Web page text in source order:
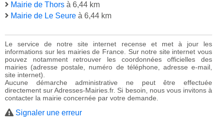
Mairie de Thors à 6,44 km
Mairie de Le Seure à 6,44 km
Le service de notre site internet recense et met à jour les
informations sur les mairies de France. Sur notre site internet vous
pouvez notamment retrouver les coordonnées officielles des
mairies (adresse postale, numéro de téléphone, adresse e-mail,
site internet).
Aucune démarche administrative ne peut être effectuée
directement sur Adresses-Mairies.fr. Si besoin, nous vous invitons à
contacter la mairie concernée par votre demande.
Signaler une erreur